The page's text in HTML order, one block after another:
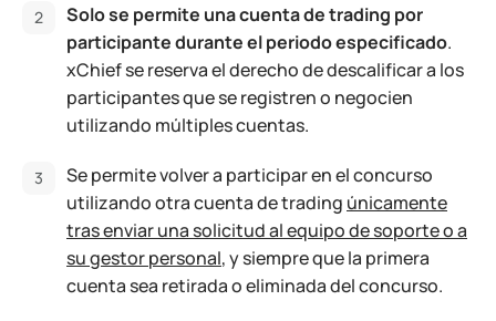
Solo se permite una cuenta de trading por
participante durante el periodo especificado.
xChief se reserva el derecho de descalificar a los
participantes que se registren o negocien
utilizando múltiples cuentas.
Se permite volver a participar en el concurso
utilizando otra cuenta de trading únicamente
tras enviar una solicitud al equipo de soporte o a
su gestor personal, y siempre que la primera
cuenta sea retirada o eliminada del concurso.